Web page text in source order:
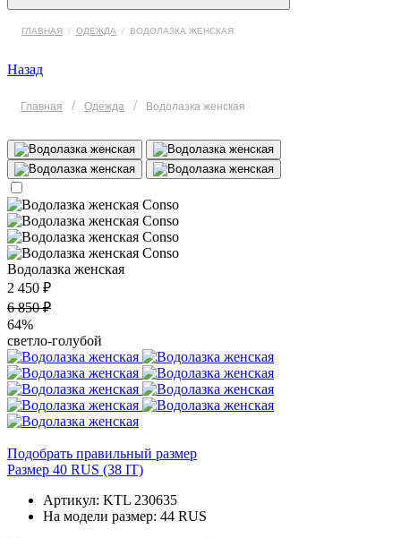
ГЛАВНАЯ / ОДЕЖДА / ВОДОЛАЗКА ЖЕНСКАЯ
Назад
Главная / Одежда / Водолазка женская
Водолазка женская
2 450 ₽
6 850 ₽
64%
светло-голубой
Подобрать правильный размер
Размер 40 RUS (38 IT)
Артикул: KTL 230635
На модели размер: 44 RUS